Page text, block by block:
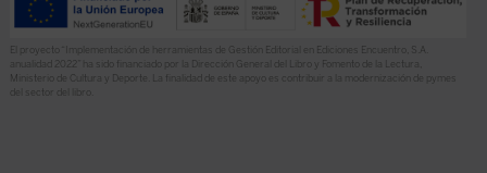
El proyecto “Implementación de herramientas de Gestión Editorial en Ediciones Encuentro, S.A.
anualidad 2022” ha sido financiado por la Dirección General del Libro y Fomento de la Lectura,
Ministerio de Cultura y Deporte. La finalidad de este apoyo es contribuir a la modernización de pymes
del sector del libro.